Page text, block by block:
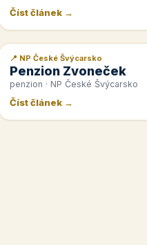
Číst článek →
📰 PR článek
📍 NP České Švýcarsko
Penzion Zvoneček
penzion · NP České Švýcarsko
Číst článek →